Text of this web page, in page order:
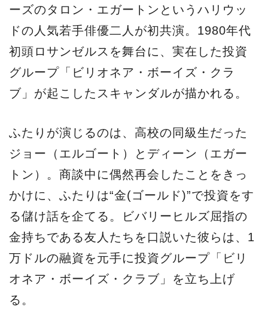
ーズのタロン・エガートンというハリウッ
ドの人気若手俳優二人が初共演。1980年代
初頭ロサンゼルスを舞台に、実在した投資
グループ「ビリオネア・ボーイズ・クラ
ブ」が起こしたスキャンダルが描かれる。
ふたりが演じるのは、高校の同級生だった
ジョー（エルゴート）とディーン（エガー
トン）。商談中に偶然再会したことをきっ
かけに、ふたりは“金(ゴールド)”で投資をす
る儲け話を企てる。ビバリーヒルズ屈指の
金持ちである友人たちを口説いた彼らは、1
万ドルの融資を元手に投資グループ「ビリ
オネア・ボーイズ・クラブ」を立ち上げ
る。